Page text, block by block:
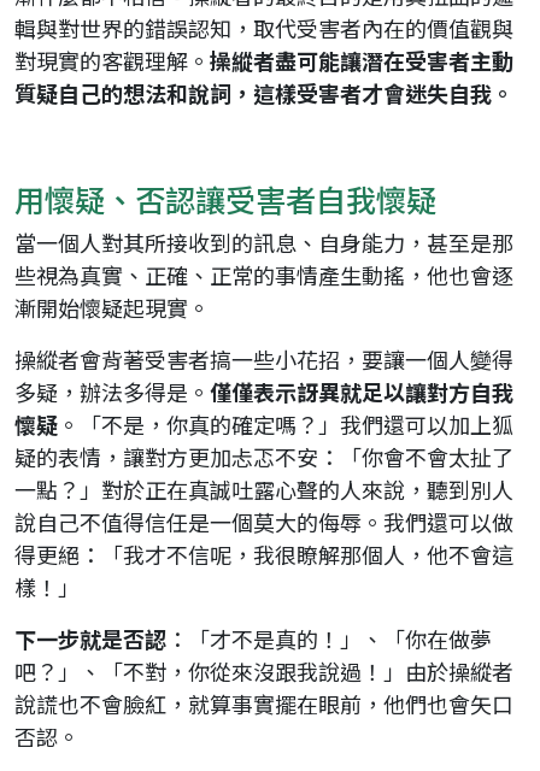
輯與對世界的錯誤認知，取代受害者內在的價值觀與
對現實的客觀理解。 操縱者盡可能讓潛在受害者主動
質疑自己的想法和說詞，這樣受害者才會迷失自我。
用懷疑、否認讓受害者自我懷疑
當一個人對其所接收到的訊息、自身能力，甚至是那
些視為真實、正確、正常的事情產生動搖，他也會逐
漸開始懷疑起現實。
操縱者會背著受害者搞一些小花招，要讓一個人變得
多疑，辦法多得是。 僅僅表示訝異就足以讓對方自我
懷疑 。「不是，你真的確定嗎？」我們還可以加上狐
疑的表情，讓對方更加忐忑不安：「你會不會太扯了
一點？」對於正在真誠吐露心聲的人來說，聽到別人
說自己不值得信任是一個莫大的侮辱。我們還可以做
得更絕：「我才不信呢，我很瞭解那個人，他不會這
樣！」
下一步就是否認 ：「才不是真的！」、「你在做夢
吧？」、「不對，你從來沒跟我說過！」由於操縱者
說謊也不會臉紅，就算事實擺在眼前，他們也會矢口
否認。